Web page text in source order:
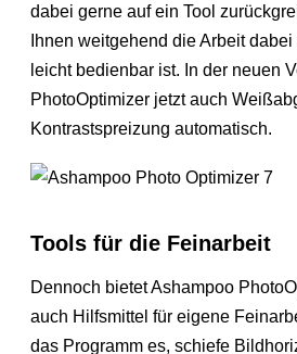
dabei gerne auf ein Tool
Ihnen weitgehend die Arbeit
leicht bedienbar ist. In der neuen
PhotoOptimizer jetzt auch
Kontrastspreizung automatisch.
Tools für die Feinarbeit
Dennoch bietet Ashampoo
auch Hilfsmittel für eigene
das Programm es, schiefe